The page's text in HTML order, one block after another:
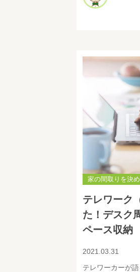
家の間取りを決
テレワーク
た！デスク
ペース収納
2021.03.31
テレワーカーが